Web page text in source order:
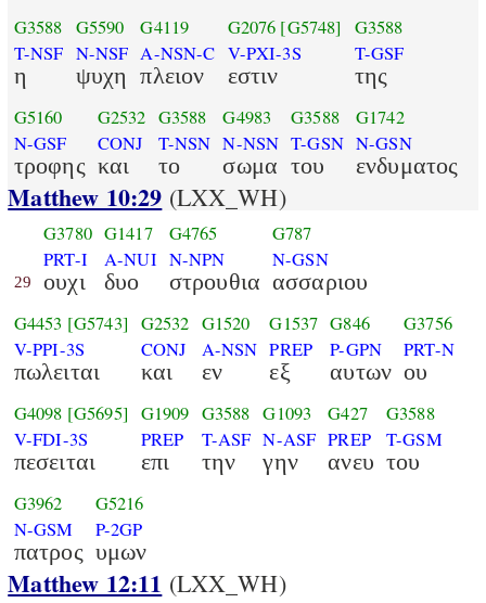
G3588
T-NSF
η
G5590
N-NSF
ψυχη
G4119
A-NSN-C
πλειον
G2076 [G5748]
V-PXI-3S
εστιν
G3588
T-GSF
της
G5160
N-GSF
τροφης
G2532
CONJ
και
G3588
T-NSN
το
G4983
N-NSN
σωμα
G3588
T-GSN
του
G1742
N-GSN
ενδυματος
Matthew 10:29 (LXX_WH)
29
G3780
PRT-I
ουχι
G1417
A-NUI
δυο
G4765
N-NPN
στρουθια
G787
N-GSN
ασσαριου
G4453 [G5743]
V-PPI-3S
πωλειται
G2532
CONJ
και
G1520
A-NSN
εν
G1537
PREP
εξ
G846
P-GPN
αυτων
G3756
PRT-N
ου
G4098 [G5695]
V-FDI-3S
πεσειται
G1909
PREP
επι
G3588
T-ASF
την
G1093
N-ASF
γην
G427
PREP
ανευ
G3588
T-GSM
του
G3962
N-GSM
πατρος
G5216
P-2GP
υμων
Matthew 12:11 (LXX_WH)